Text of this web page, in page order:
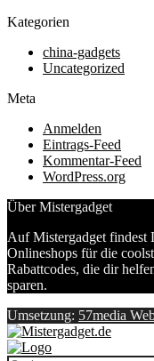
Kategorien
china-gadgets
Uncategorized
Meta
Anmelden
Eintrags-Feed
Kommentar-Feed
WordPress.org
Über Mistergadget
Auf Mistergadget findest
Onlineshops für die
Rabattcodes, die dir
sparen.
Umsetzung: 57media